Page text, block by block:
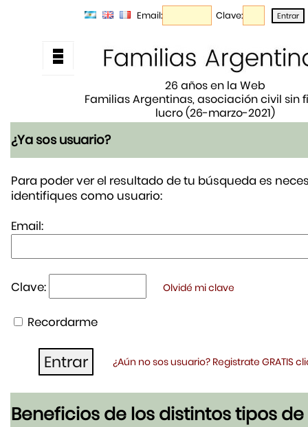
Email: Clave:
26 años en la Web
Familias Argentinas, asociación civil sin
lucro (26-marzo-2021)
¿Ya sos usuario?
Para poder ver el resultado de tu búsqueda es
identifiques como usuario:
Email:
Clave: Olvidé mi clave
Recordarme
¿Aún no sos usuario? Registrate GRATIS
Beneficios de los distintos tipos de